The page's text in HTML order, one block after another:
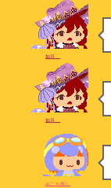
如月＿
如月＿
みこち推し